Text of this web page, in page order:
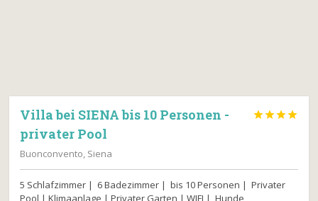
Villa bei SIENA bis 10 Personen -
privater Pool

Buonconvento, Siena
5 Schlafzimmer | 6 Badezimmer | bis 10 Personen | Privater
Pool | Klimaanlage | Privater Garten | WIFI | Hunde